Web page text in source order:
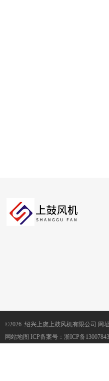
©2026 绍兴上虞上鼓风机有限公司 网
网站地图 ICP备案号： 浙ICP备